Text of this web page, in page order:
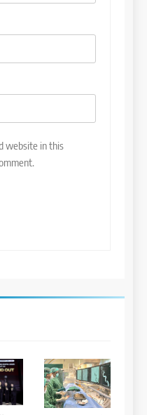
website in this